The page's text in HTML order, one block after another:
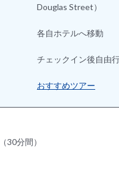
Douglas Street）
各自ホテルへ移動
チェックイン後自由
おすすめツアー
30分間）